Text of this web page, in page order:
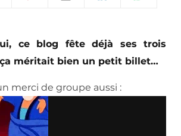
ce blog fête déjà ses trois
méritait bien un petit billet…
merci de groupe aussi :